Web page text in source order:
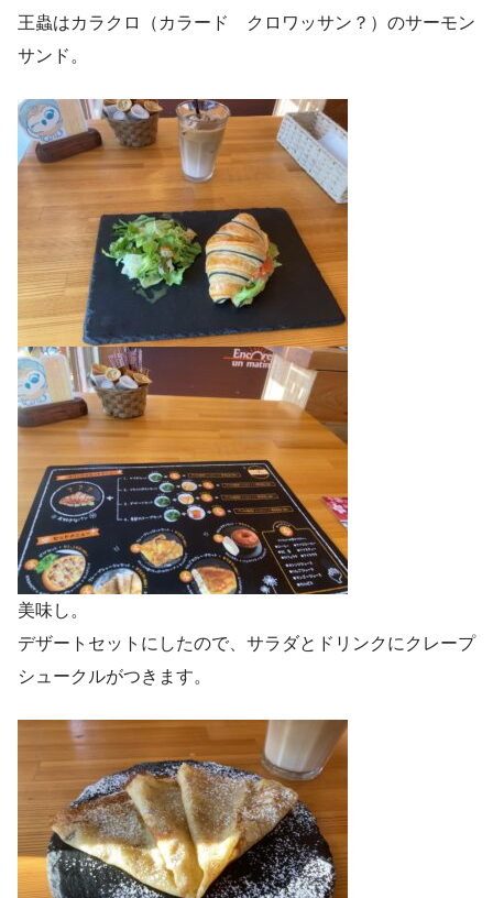
王蟲はカラクロ（カラード クロワッサン？）のサーモン
サンド。
美味し。
デザートセットにしたので、サラダとドリンクにクレープ
シュークルがつきます。